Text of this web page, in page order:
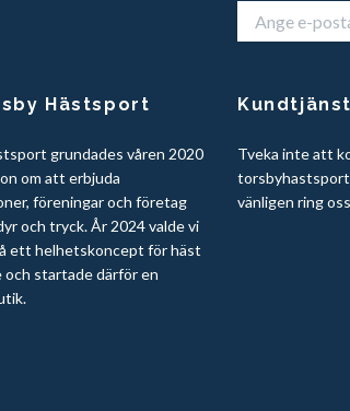
Hästsport
grundades våren 2020
om att erbjuda
föreningar och företag
och tryck. År 2024 valde vi
ett helhetskoncept för häst
startade därför en
Kundtjänst
Tveka inte att
vänligen ring